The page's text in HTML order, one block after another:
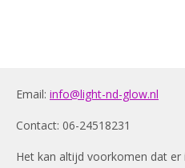
Email: info@light-nd-glow.nl
Contact: 06-24518231
Het kan altijd voorkomen dat